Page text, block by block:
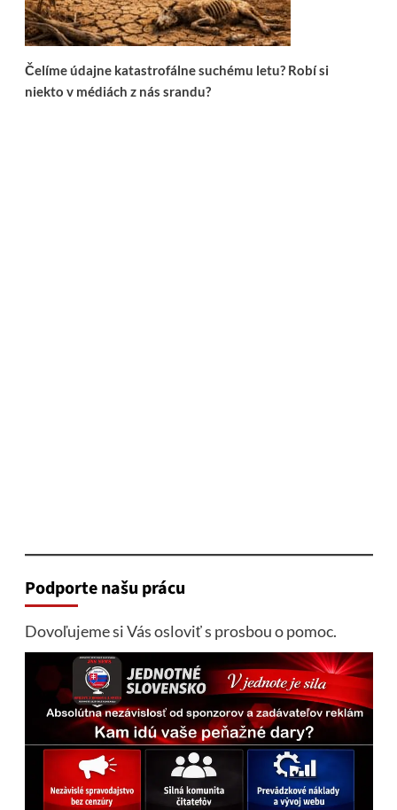
Čelíme údajne katastrofálne suchému letu? Robí si
niekto v médiách z nás srandu?
Podporte našu prácu
Dovoľujeme si Vás osloviť s prosbou o pomoc.